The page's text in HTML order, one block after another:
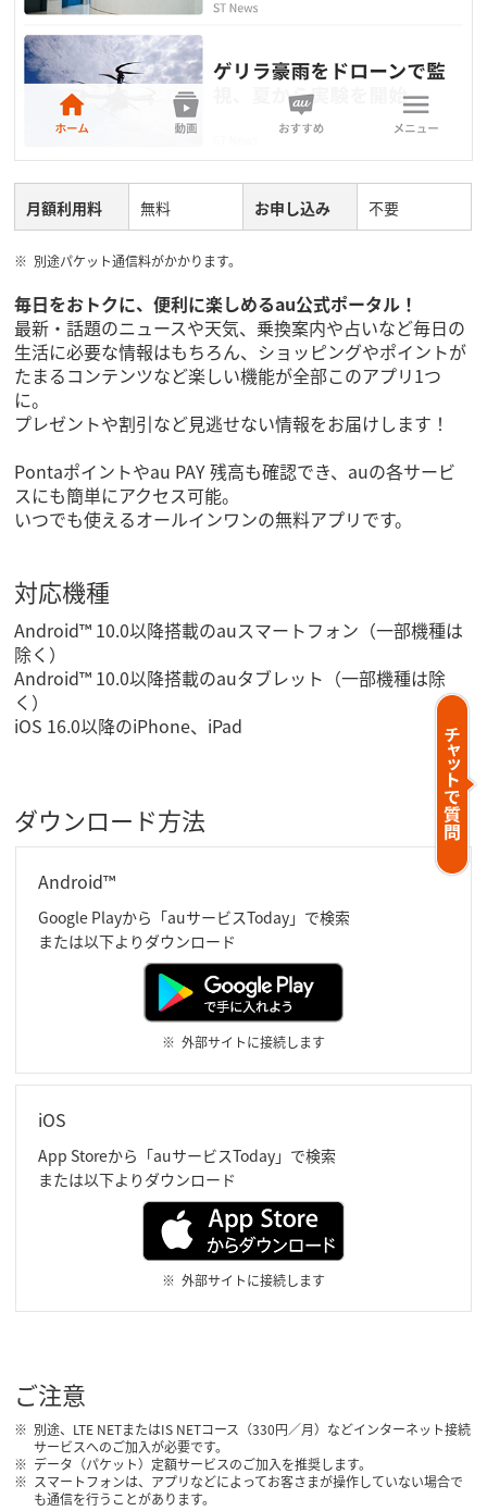
月額利用料 無料 お申し込み 不要
別途パケット通信料がかかります。
毎日をおトクに、便利に楽しめるau公式ポータル！
最新・話題のニュースや天気、乗換案内や占いなど毎日の
生活に必要な情報はもちろん、ショッピングやポイントが
たまるコンテンツなど楽しい機能が全部このアプリ1つ
に。
プレゼントや割引など見逃せない情報をお届けします！
Pontaポイントやau PAY 残高も確認でき、auの各サービ
スにも簡単にアクセス可能。
いつでも使えるオールインワンの無料アプリです。
対応機種
Android™ 10.0以降搭載のauスマートフォン（一部機種は
除く）
Android™ 10.0以降搭載のauタブレット（一部機種は除
く）
iOS 16.0以降のiPhone、iPad
ダウンロード方法
Android™
Google Playから「auサービスToday」で検索
または以下よりダウンロード
外部サイトに接続します
iOS
App Storeから「auサービスToday」で検索
または以下よりダウンロード
外部サイトに接続します
ご注意
別途、LTE NETまたはIS NETコース（330円／月）などインターネット接続
サービスへのご加入が必要です。
データ（パケット）定額サービスのご加入を推奨します。
スマートフォンは、アプリなどによってお客さまが操作していない場合で
も通信を行うことがあります。